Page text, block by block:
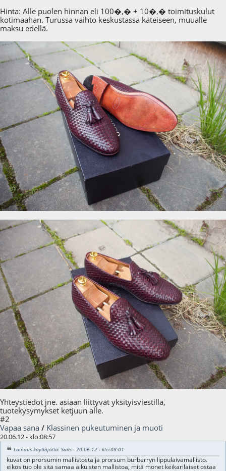
Hinta: Alle puolen hinnan eli 100�,� + 10�,� toimituskulut
kotimaahan. Turussa vaihto keskustassa käteiseen, muualle
maksu edellä.
Yhteystiedot jne. asiaan liittyvät yksityisviestillä,
tuotekysymykset ketjuun alle.
#2
Vapaa sana / Klassinen pukeutuminen ja muoti
20.06.12 - klo:08:57
Lainaus käyttäjältä: Suits - 20.06.12 - klo:08:01
kuvat on prorsumin mallistosta ja prorsum burberryn lippulaivamallisto.
eikös tuo ole sitä samaa aikuisten mallistoa, mitä monet keikarilaiset ostaa